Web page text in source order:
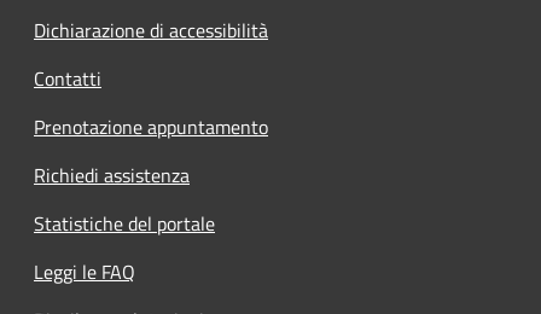
Dichiarazione di accessibilità
Contatti
Prenotazione appuntamento
Richiedi assistenza
Statistiche del portale
Leggi le FAQ